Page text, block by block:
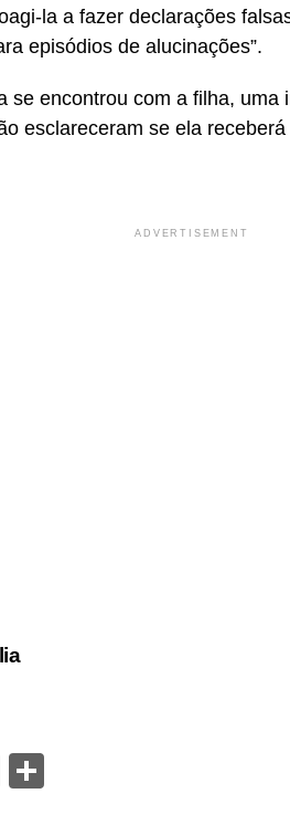
la a fazer declarações
episódios de alucinações”.
se encontrou com a filha, uma
esclareceram se ela
ADVERTISEMENT
LinkedIn